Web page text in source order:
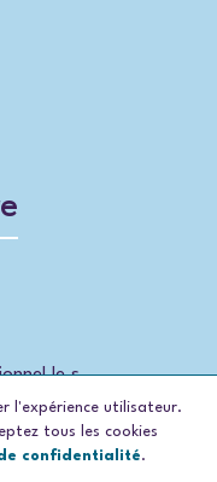
l'expérience utilisateur.
tous les cookies
confidentialité.